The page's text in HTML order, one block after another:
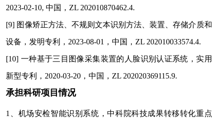
2023-02-10, 中国，ZL 202010870462.4.
[9] 图像矫正方法、不规则文本识别方法、装置、存储介质和
设备，发明专利，2023-08-01，中国，ZL 202010033574.4.
[10] 一种基于三目图像采集装置的人脸识别认证系统，实用
新型专利，2020-03-20，中国，ZL 202020369115.9.
承担科研项目情况
1 、机场安检智能识别系统，中科院科技成果转移转化重点